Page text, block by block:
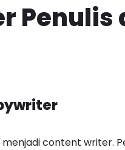
Penulis
content writer.